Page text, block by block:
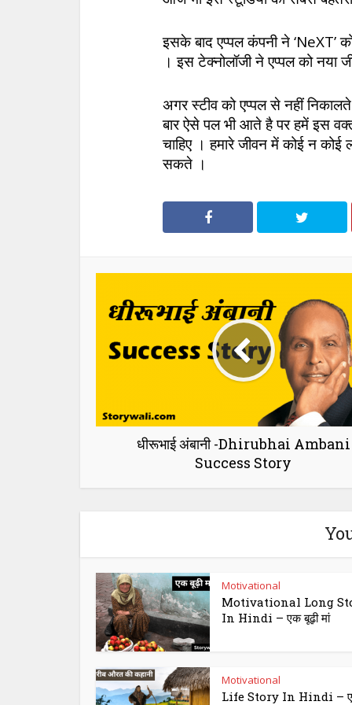
इसके बाद एप्पल कंपनी ने ‘NeXT’
। इस टेक्नोलॉजी ने एप्पल को नया
अगर स्टीव को एप्पल से नहीं
बार ऐसे पल भी आते है पर हमें इस
चाहिए । हमारे जीवन में कोई न कोई
सकते ।
धीरूभाई अंबानी -Dhirubhai Ambani
Success Story
Motivational
Motivational Long
In Hindi – एक बूढ़ी मां
Motivational
Life Story In Hindi –